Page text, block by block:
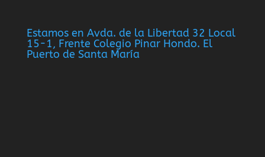
Estamos en Avda. de la Libertad 32 Local
15-1, Frente Colegio Pinar Hondo. El
Puerto de Santa María